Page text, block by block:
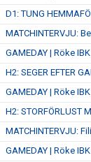
D1: TUNG
MATCHINTERVJU:
GAMEDAY | Röke
H2: SEGER EFTER
GAMEDAY | Röke
H2: STORFÖRLUST
MATCHINTERVJU:
GAMEDAY | Röke